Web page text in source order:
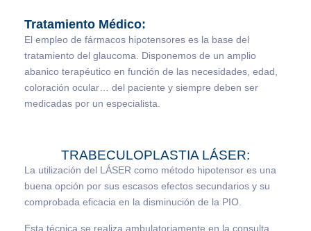
Tratamiento Médico:
El empleo de fármacos hipotensores es la base del
tratamiento del glaucoma. Disponemos de un amplio
abanico terapéutico en función de las necesidades, edad,
coloración ocular… del paciente y siempre deben ser
medicadas por un especialista.
TRABECULOPLASTIA LÁSER:
La utilización del LÁSER como método hipotensor es una
buena opción por sus escasos efectos secundarios y su
comprobada eficacia en la disminución de la PIO.
Esta técnica se realiza ambulatoriamente en la consulta